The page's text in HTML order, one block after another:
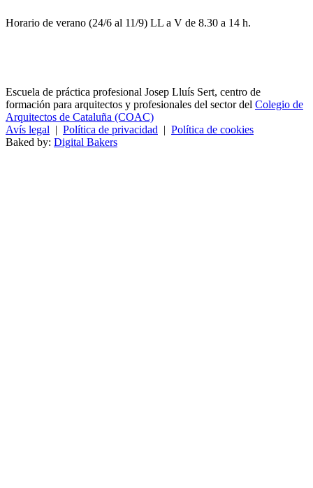
Horario de verano (24/6 al 11/9) LL a V de 8.30 a 14 h.
Escuela de práctica profesional Josep Lluís Sert, centro de
formación para arquitectos y profesionales del sector del Colegio de
Arquitectos de Cataluña (COAC)
Avís legal | Política de privacidad | Política de cookies
Baked by: Digital Bakers